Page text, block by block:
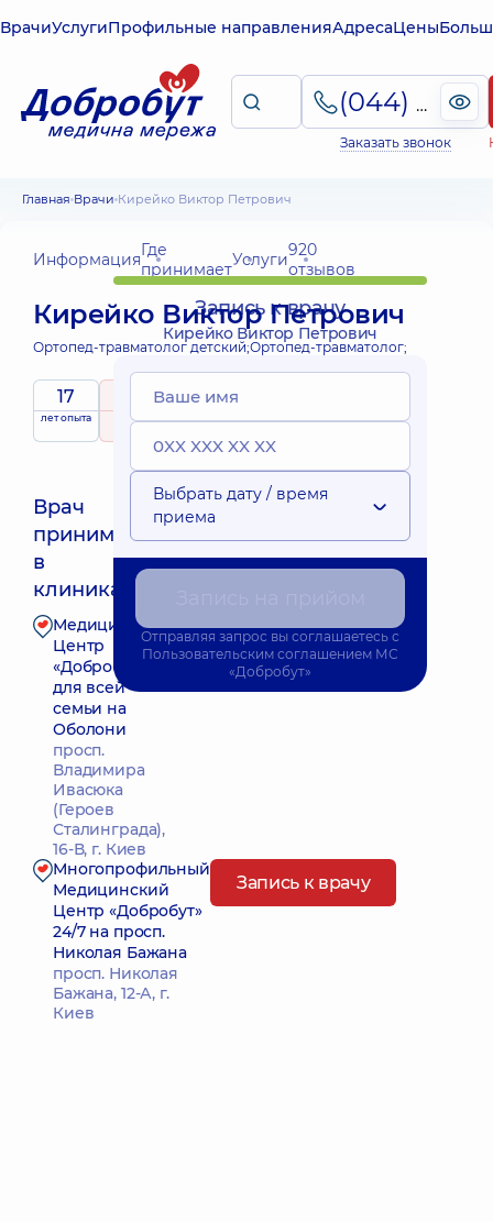
ВрачиУслугиПрофильные направленияАдресаЦены
(044) 495-2-888
Заказать звонок
Главная Врачи Кирейко Виктор Петрович
ИнформацияГде
принимаетУслуги920
отзывов
Кирейко Виктор Петрович
Ортопед-травматолог детский;Ортопед-травматолог;
17
лет опыта
5 / 5
рейтинг Эксперт
принимает
услуги
Врач
принимает
в
клиниках:
Ближайшее время приема: Завтра о 15:30
Медицинский
Центр
«Добробут»
для всей
семьи на
Оболони
просп.
Владимира
Ивасюка
(Героев
Сталинграда),
16-В, г. Киев
Запись к врачу
Многопрофильный
Медицинский
Центр «Добробут»
24/7 на просп.
Николая Бажана
просп. Николая
Бажана, 12-А, г.
Киев
Запись к врачу
Запись к врачу
Кирейко Виктор Петрович
Выбрать дату / время
приема
Отправляя запрос вы соглашаетесь с
Пользовательским соглашением МС
«Добробут»